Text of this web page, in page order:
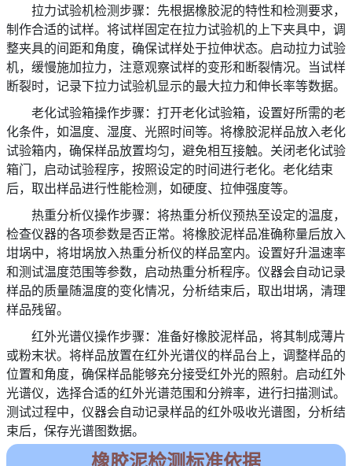
拉力试验机检测步骤：先根据橡胶泥的特性和检测要求，
制作合适的试样。将试样固定在拉力试验机的上下夹具中，调
整夹具的间距和角度，确保试样处于拉伸状态。启动拉力试验
机，缓慢施加拉力，注意观察试样的变形和断裂情况。当试样
断裂时，记录下拉力试验机显示的最大拉力和伸长率等数据。
老化试验箱操作步骤：打开老化试验箱，设置好所需的老
化条件，如温度、湿度、光照时间等。将橡胶泥样品放入老化
试验箱内，确保样品放置均匀，避免相互接触。关闭老化试验
箱门，启动试验程序，按照设定的时间进行老化。老化结束
后，取出样品进行性能检测，如硬度、拉伸强度等。
热重分析仪操作步骤：将热重分析仪预热至设定的温度，
检查仪器的各项参数是否正常。将橡胶泥样品准确称量后放入
坩埚中，将坩埚放入热重分析仪的样品室内。设置好升温速率
和测试温度范围等参数，启动热重分析程序。仪器会自动记录
样品的质量随温度的变化情况，分析结束后，取出坩埚，清理
样品残留。
红外光谱仪操作步骤：准备好橡胶泥样品，将其制成薄片
或粉末状。将样品放置在红外光谱仪的样品台上，调整样品的
位置和角度，确保样品能够充分接受红外光的照射。启动红外
光谱仪，选择合适的红外光谱范围和分辨率，进行扫描测试。
测试过程中，仪器会自动记录样品的红外吸收光谱图，分析结
束后，保存光谱图数据。
橡胶泥检测标准依据